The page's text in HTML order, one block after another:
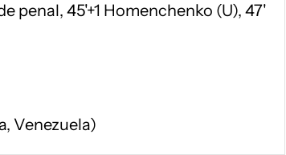
penal, 45'+1 Homenchenko (U), 47'
Venezuela)